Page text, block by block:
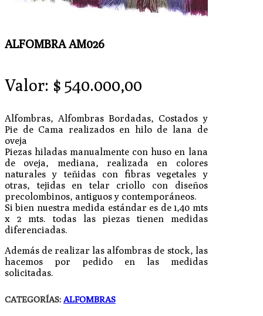
ALFOMBRA AM026
Valor: $ 540.000,00
Alfombras, Alfombras Bordadas, Costados y
Pie de Cama realizados en hilo de lana de
oveja
Piezas hiladas manualmente con huso en lana
de oveja, mediana, realizada en colores
naturales y teñidas con fibras vegetales y
otras, tejidas en telar criollo con diseños
precolombinos, antiguos y contemporáneos.
Si bien nuestra medida estándar es de 1,40 mts
x 2 mts. todas las piezas tienen medidas
diferenciadas.
Además de realizar las alfombras de stock, las
hacemos por pedido en las medidas
solicitadas.
CATEGORÍAS: ALFOMBRAS